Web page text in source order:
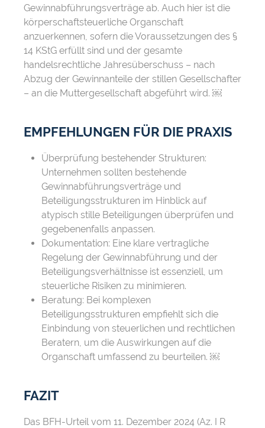
Gewinnabführungsverträge ab. Auch hier ist die
körperschaftsteuerliche Organschaft
anzuerkennen, sofern die Voraussetzungen des §
14 KStG erfüllt sind und der gesamte
handelsrechtliche Jahresüberschuss – nach
Abzug der Gewinnanteile der stillen Gesellschafter
– an die Muttergesellschaft abgeführt wird. ￼
EMPFEHLUNGEN FÜR DIE PRAXIS
Überprüfung bestehender Strukturen:
Unternehmen sollten bestehende
Gewinnabführungsverträge und
Beteiligungsstrukturen im Hinblick auf
atypisch stille Beteiligungen überprüfen und
gegebenenfalls anpassen.
Dokumentation: Eine klare vertragliche
Regelung der Gewinnabführung und der
Beteiligungsverhältnisse ist essenziell, um
steuerliche Risiken zu minimieren.
Beratung: Bei komplexen
Beteiligungsstrukturen empfiehlt sich die
Einbindung von steuerlichen und rechtlichen
Beratern, um die Auswirkungen auf die
Organschaft umfassend zu beurteilen. ￼
FAZIT
Das BFH-Urteil vom 11. Dezember 2024 (Az. I R